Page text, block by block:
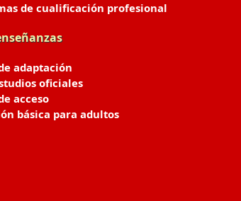
de cualificación profesional
adaptación
oficiales
acceso
básica para adultos